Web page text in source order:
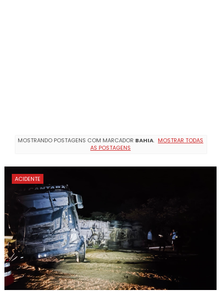
MOSTRANDO POSTAGENS COM MARCADOR BAHIA. MOSTRAR TODAS
AS POSTAGENS
ACIDENTE